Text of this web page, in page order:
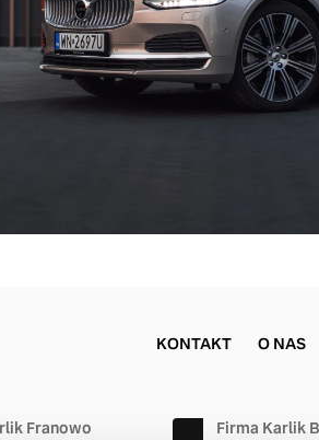
KONTAKT O NAS
Franowo Firma Karlik